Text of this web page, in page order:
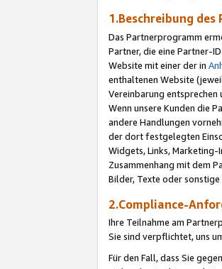
1.Beschreibung
Das Partnerprogramm
Partner, die eine Partner-
Website mit einer der in
enthaltenen Website
Vereinbarung entsprechen
Wenn unsere Kunden die
andere Handlungen
der dort festgelegten
Widgets, Links,
Zusammenhang mit dem
Bilder, Texte oder
2.Compliance-
Ihre Teilnahme am
Sie sind verpflichtet, uns
Für den Fall, dass Sie